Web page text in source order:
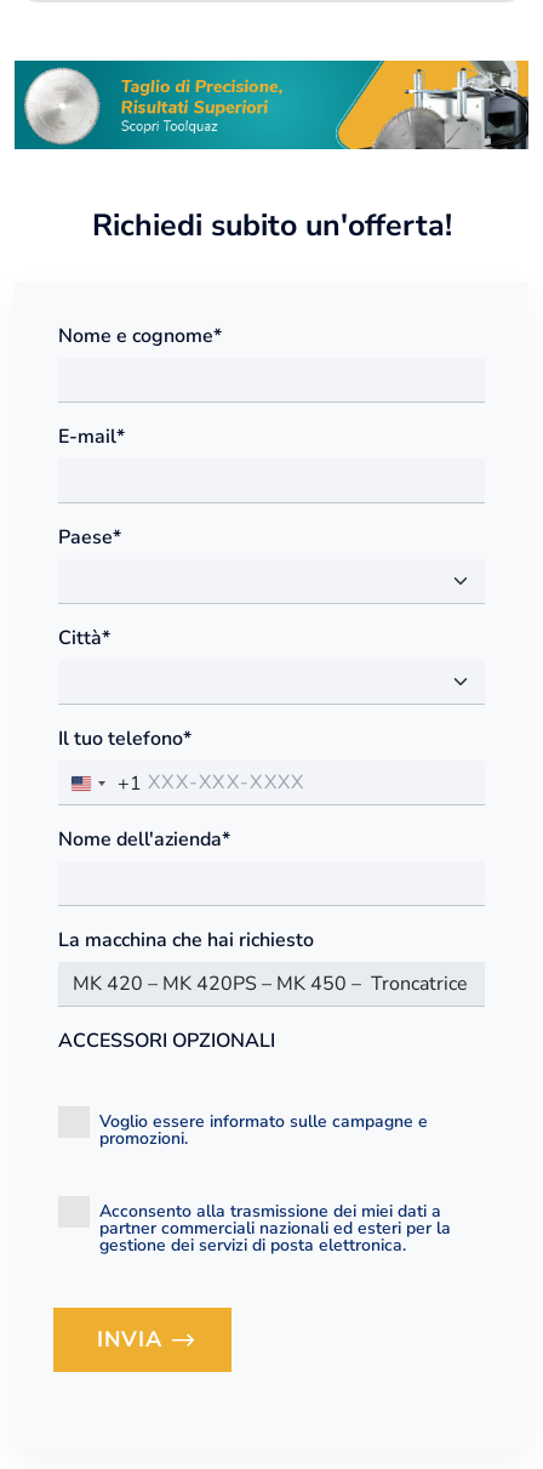
Richiedi subito un'offerta!
Nome e cognome*
E-mail*
Paese*
Città*
Il tuo telefono*
+1
Nome dell'azienda*
La macchina che hai richiesto
ACCESSORI OPZIONALI
Voglio essere informato sulle campagne e
promozioni.
Acconsento alla trasmissione dei miei dati a
partner commerciali nazionali ed esteri per la
gestione dei servizi di posta elettronica.
Loading...
INVIA